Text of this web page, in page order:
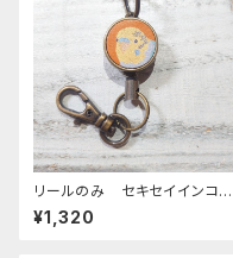
リールのみ セキセイインコ
レインボー キャメル せきせ
いいんこ
¥1,320